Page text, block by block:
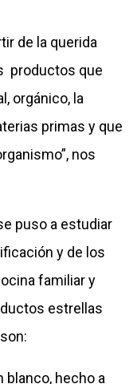
de la querida
productos que
orgánico, la
primas y que
nos
puso a estudiar
y de los
familiar y
estrellas
blanco, hecho a